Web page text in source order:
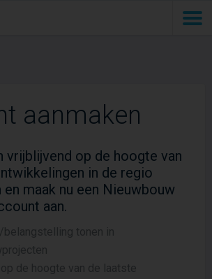
aanmaken
vrijblijvend op de hoogte van
in de regio
en maak nu een Nieuwbouw
aan.
belangstelling tonen in
de hoogte van de laatste